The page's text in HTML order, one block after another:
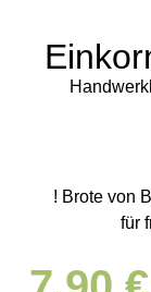
! Brote von
für